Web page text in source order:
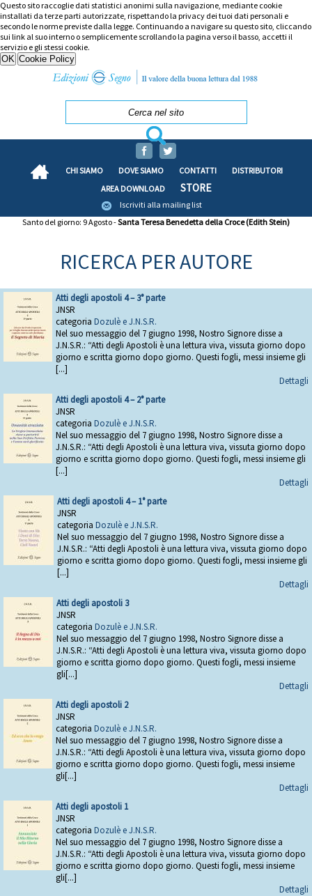
Questo sito raccoglie dati statistici anonimi sulla navigazione, mediante cookie
installati da terze parti autorizzate, rispettando la privacy dei tuoi dati personali e
secondo le norme previste dalla legge. Continuando a navigare su questo sito, cliccando
sui link al suo interno o semplicemente scrollando la pagina verso il basso, accetti il
servizio e gli stessi cookie.
CHI SIAMO DOVE SIAMO CONTATTI
DISTRIBUTORI
AREA DOWNLOAD
STORE
Iscriviti alla mailing list
Santo del giorno: 9 Agosto -Santa Teresa Benedetta della Croce (Edith Stein)
RICERCA PER AUTORE
Atti degli apostoli 4 – 3° parte
JNSR
categoria Dozulè e J.N.S.R.
Nel suo messaggio del 7 giugno 1998, Nostro Signore disse a
J.N.S.R.: “Atti degli Apostoli è una lettura viva, vissuta giorno dopo
giorno e scritta giorno dopo giorno. Questi fogli, messi insieme gli
[...]
Dettagli
Atti degli apostoli 4 – 2° parte
JNSR
categoria Dozulè e J.N.S.R.
Nel suo messaggio del 7 giugno 1998, Nostro Signore disse a
J.N.S.R.: “Atti degli Apostoli è una lettura viva, vissuta giorno dopo
giorno e scritta giorno dopo giorno. Questi fogli, messi insieme gli
[...]
Dettagli
Atti degli apostoli 4 – 1° parte
JNSR
categoria Dozulè e J.N.S.R.
Nel suo messaggio del 7 giugno 1998, Nostro Signore disse a
J.N.S.R.: “Atti degli Apostoli è una lettura viva, vissuta giorno dopo
giorno e scritta giorno dopo giorno. Questi fogli, messi insieme gli
[...]
Dettagli
Atti degli apostoli 3
JNSR
categoria Dozulè e J.N.S.R.
Nel suo messaggio del 7 giugno 1998, Nostro Signore disse a
J.N.S.R.: “Atti degli Apostoli è una lettura viva, vissuta giorno dopo
giorno e scritta giorno dopo giorno. Questi fogli, messi insieme
gli[...]
Dettagli
Atti degli apostoli 2
JNSR
categoria Dozulè e J.N.S.R.
Nel suo messaggio del 7 giugno 1998, Nostro Signore disse a
J.N.S.R.: “Atti degli Apostoli è una lettura viva, vissuta giorno dopo
giorno e scritta giorno dopo giorno. Questi fogli, messi insieme
gli[...]
Dettagli
Atti degli apostoli 1
JNSR
categoria Dozulè e J.N.S.R.
Nel suo messaggio del 7 giugno 1998, Nostro Signore disse a
J.N.S.R.: “Atti degli Apostoli è una lettura viva, vissuta giorno dopo
giorno e scritta giorno dopo giorno. Questi fogli, messi insieme
gli[...]
Dettagli